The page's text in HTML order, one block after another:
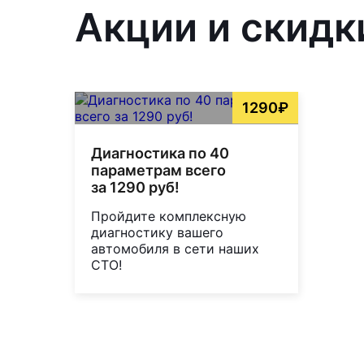
Акции и
1290₽
Диагностика по 40
параметрам всего
за 1290 руб!
Пройдите комплексную
диагностику вашего
автомобиля в сети наших
СТО!